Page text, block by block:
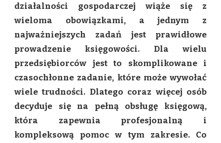
DLACZEGO
WARTO
SIĘ
NA
ZDECYDOWAĆ?
działalności gospodarczej wiąże się z
wieloma obowiązkami, a jednym z
najważniejszych zadań jest prawidłowe
prowadzenie księgowości. Dla wielu
przedsiębiorców jest to skomplikowane i
czasochłonne zadanie, które może wywołać
wiele trudności. Dlatego coraz więcej osób
decyduje się na pełną obsługę księgową,
która zapewnia profesjonalną i
kompleksową pomoc w tym zakresie. Co